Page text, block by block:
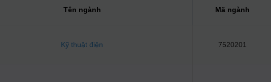
Tên ngành Mã ngành
Kỹ thuật điện 7520201